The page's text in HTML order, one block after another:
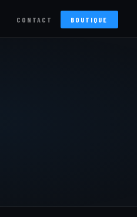
CONTACT BOUTIQUE